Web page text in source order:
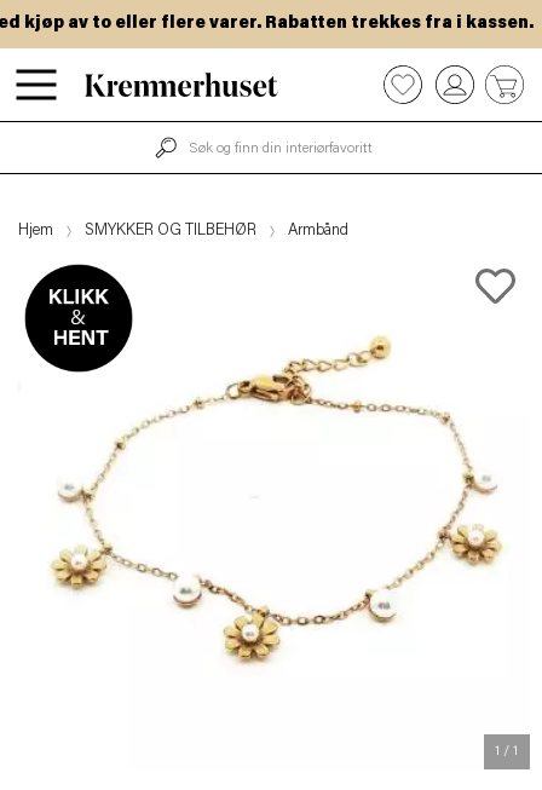
Hopp
til
kjøp av to eller flere varer. Rabatten trekkes fra i kassen.
0
Hjem SMYKKER OG TILBEHØR Armbånd
1 / 1